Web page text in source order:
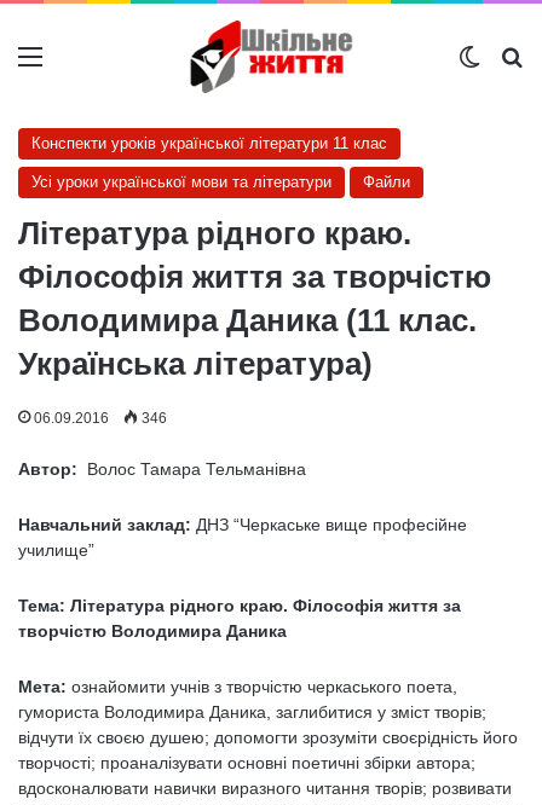
Меню
Конспекти уроків української літератури 11 клас
Усі уроки української мови та літератури Файли
Література рідного краю.
Філософія життя за творчістю
Володимира Даника (11 клас.
Українська література)
06.09.2016 346
Автор: Волос Тамара Тельманівна
Навчальний заклад: ДНЗ “Черкаське вище професійне
училище”
Тема: Література рідного краю. Філософія життя за
творчістю Володимира Даника
Мета: ознайомити учнів з творчістю черкаського поета,
гумориста Володимира Даника, заглибитися у зміст творів;
відчути їх своєю душею; допомогти зрозуміти своєрідність його
творчості; проаналізувати основні поетичні збірки автора;
вдосконалювати навички виразного читання творів; розвивати